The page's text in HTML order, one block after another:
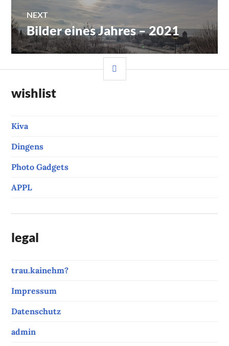
NEXT
Next
post:
Bilder eines Jahres – 2021
wishlist
Kiva
Dingens
Photo Gadgets
APPL
legal
trau.kainehm?
Impressum
Datenschutz
admin